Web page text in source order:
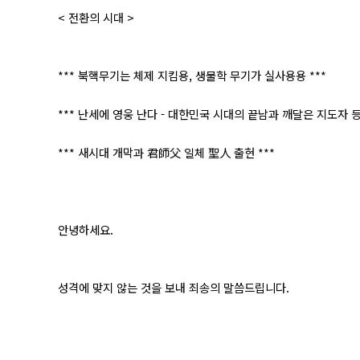
< 전환의 시대 >
*** 북핵무기는 체제 지킴용, 생물학 무기가 실사용용 ***
*** 난세에 영웅 난다 - 대한민국 시대의 끝남과 깨달은 지도자
*** 새시대 개막과 君師父 일체 聖人 출현 ***
안녕하세요.
성격에 맞지 않는 것을 보내 죄송의 말씀드립니다.